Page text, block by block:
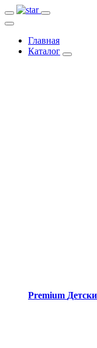
Главная
Каталог
Premium